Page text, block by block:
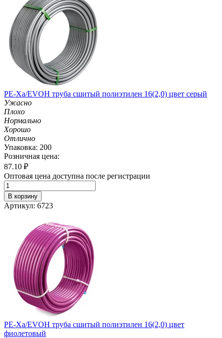
PE-Xa/EVOH труба сшитый полиэтилен 16(2,0) цвет серый
Ужасно
Плохо
Нормально
Хорошо
Отлично
Упаковка: 200
Розничная цена:
87.10 ₽
Оптовая цена доступна после регистрации
В корзину
Артикул: 6723
PE-Xa/EVOH труба сшитый полиэтилен 16(2,0) цвет
фиолетовый